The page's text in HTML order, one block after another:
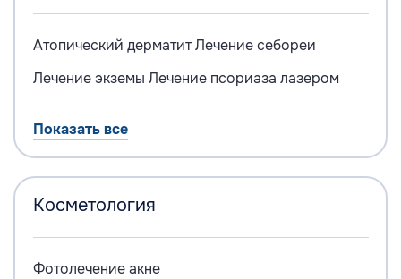
Атопический дерматит Лечение себореи
Лечение экземы Лечение псориаза лазером
Показать все
Косметология
Фотолечение акне